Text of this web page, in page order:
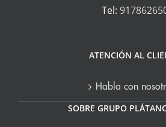
Tel:
ATENCIÓN AL
Habla con
SOBRE GRUPO